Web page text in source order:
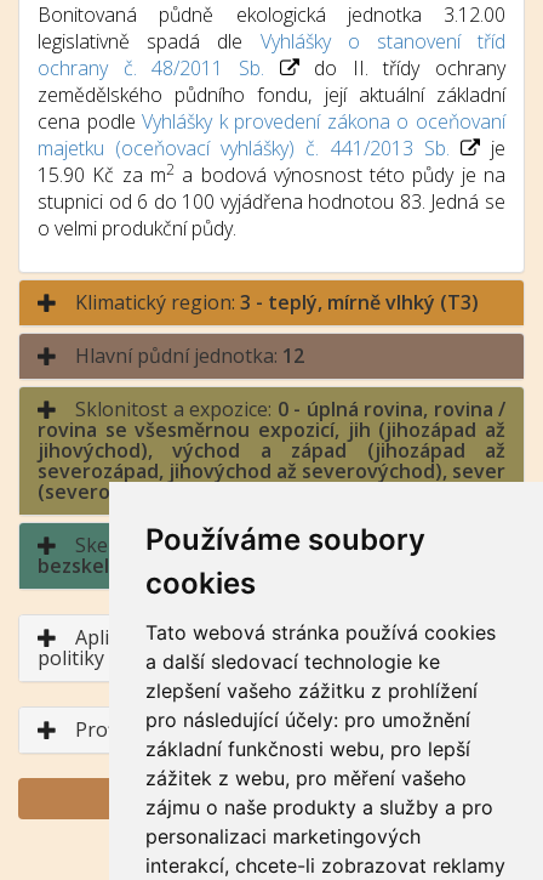
Používáme soubory
cookies
Tato webová stránka používá cookies
a další sledovací technologie ke
zlepšení vašeho zážitku z prohlížení
pro následující účely: pro umožnění
základní funkčnosti webu, pro lepší
zážitek z webu, pro měření vašeho
zájmu o naše produkty a služby a pro
personalizaci marketingových
interakcí, chcete-li zobrazovat reklamy
Bonitovaná půdně ekologická jednotka 3.12.00
legislativně spadá dle Vyhlášky o stanovení tříd
ochrany č. 48/2011 Sb.
do II. třídy ochrany
zemědělského půdního fondu, její aktuální základní
cena podleVyhlášky k provedení zákona o oceňovaní
majetku (oceňovací vyhlášky) č. 441/2013 Sb.
je
15.90 Kč za m2a bodová výnosnost této půdy je na
stupnici od 6 do 100 vyjádřena hodnotou 83. Jedná se
o velmi produkční půdy.
Klimatický region: 3 - teplý, mírně vlhký (T3)
Hlavní půdní jednotka: 12
Sklonitost a expozice: 0 - úplná rovina, rovina /
rovina se všesměrnou expozicí, jih (jihozápad až
jihovýchod), východ a západ (jihozápad až
severozápad, jihovýchod až severovýchod), sever
(severozápad až severovýchod)
Skeletovitost a hloubka půdy:
bezskeletovitá, s příměsí / půda hluboká
Aplikace BPEJ v rámci Společné zemědělské
politiky
Profil půdního typu
GENERUJ PDF